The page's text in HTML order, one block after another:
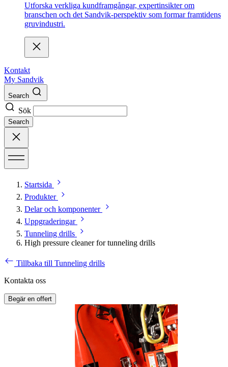
Utforska verkliga kundframgångar, expertinsikter om
branschen och det Sandvik-perspektiv som formar framtidens
gruvindustri.
Kontakt
My Sandvik
Search
Sök
Search
Startsida
Produkter
Delar och komponenter
Uppgraderingar
Tunneling drills
High pressure cleaner for tunneling drills
Tillbaka till Tunneling drills
Kontakta oss
Begär en offert